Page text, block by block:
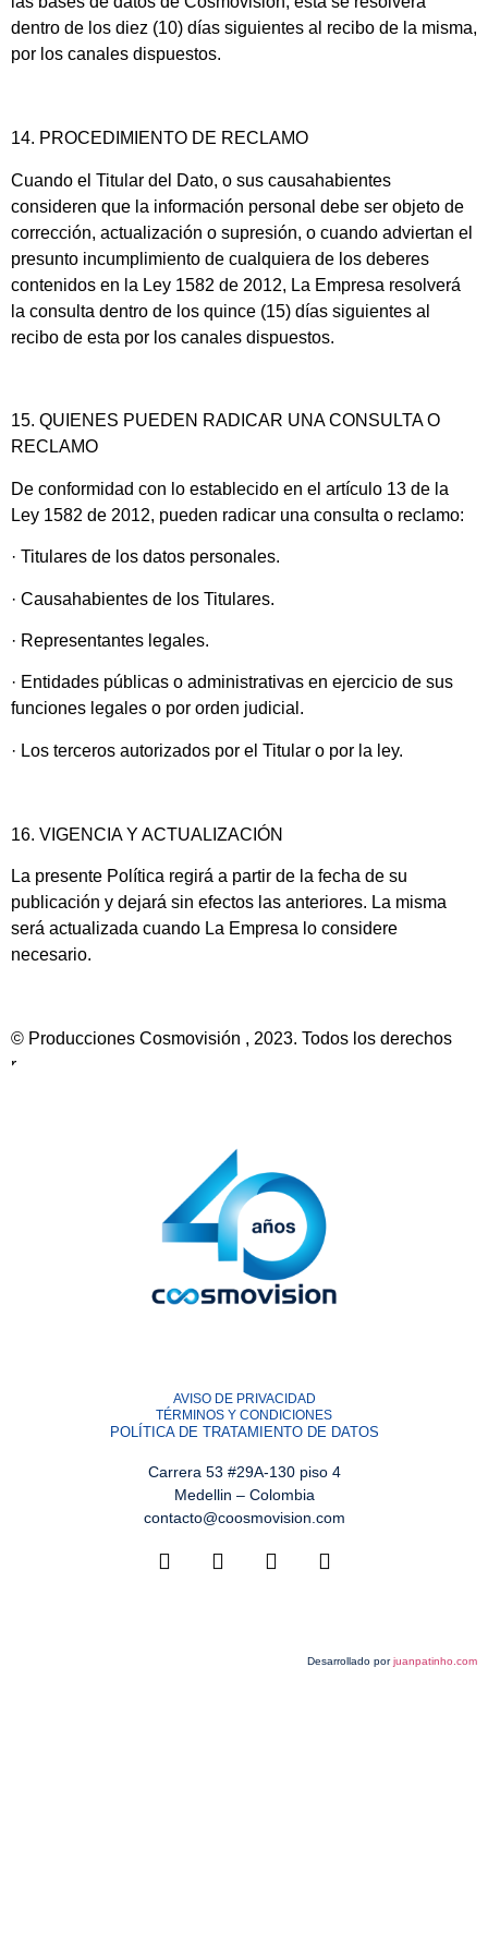
dentro de los diez (10) días siguientes al recibo de la misma,
por los canales dispuestos.
14. PROCEDIMIENTO DE RECLAMO
Cuando el Titular del Dato, o sus causahabientes
consideren que la información personal debe ser objeto de
corrección, actualización o supresión, o cuando adviertan el
presunto incumplimiento de cualquiera de los deberes
contenidos en la Ley 1582 de 2012, La Empresa resolverá
la consulta dentro de los quince (15) días siguientes al
recibo de esta por los canales dispuestos.
15. QUIENES PUEDEN RADICAR UNA CONSULTA O
RECLAMO
De conformidad con lo establecido en el artículo 13 de la
Ley 1582 de 2012, pueden radicar una consulta o reclamo:
· Titulares de los datos personales.
· Causahabientes de los Titulares.
· Representantes legales.
· Entidades públicas o administrativas en ejercicio de sus
funciones legales o por orden judicial.
· Los terceros autorizados por el Titular o por la ley.
16. VIGENCIA Y ACTUALIZACIÓN
La presente Política regirá a partir de la fecha de su
publicación y dejará sin efectos las anteriores. La misma
será actualizada cuando La Empresa lo considere
necesario.
© Producciones Cosmovisión , 2023. Todos los derechos
reservados. Aviso de privacidad | Política de tratamiento y
AVISO DE PRIVACIDAD
TÉRMINOS Y CONDICIONES
POLÍTICA DE TRATAMIENTO DE DATOS
Carrera 53 #29A-130 piso 4
Medellin – Colombia
contacto@coosmovision.com
Desarrollado porjuanpatinho.com